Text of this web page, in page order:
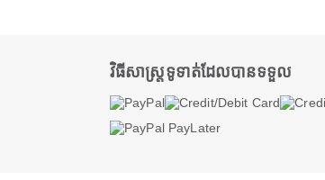
វិធីសាស្ត្រទូទាត់ដែលបានទទួល